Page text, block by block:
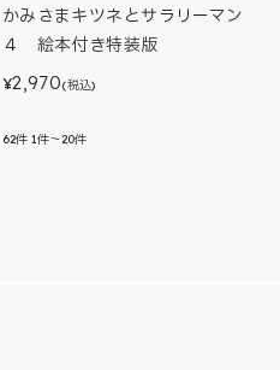
かみさまキツネとサラリーマン
４ 絵本付き特装版
¥2,970(税込)
62件 1件～20件